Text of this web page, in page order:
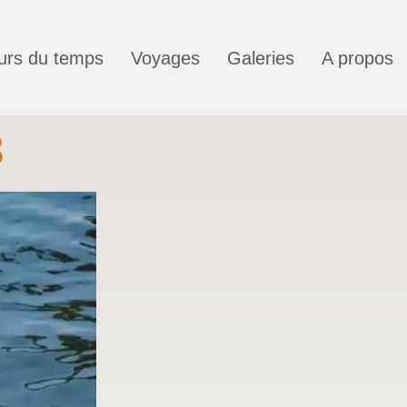
du temps Voyages Galeries A propos